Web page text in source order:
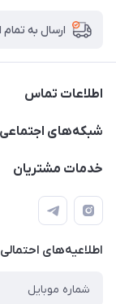
ارسال به تمام
اطلاعات تماس
15 13 222 0900
شبکه‌های
کانال آپارات
خدمات مشتریان
درخواست پشتیبانی
مشاهده لیست
لیست کد رهگیری
شرایط بازگردانی کالا
اطلاعیه‌های